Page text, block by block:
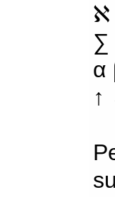
ℵ
∑
α
↑